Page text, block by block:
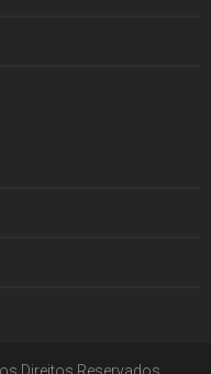
Direitos Reservados.